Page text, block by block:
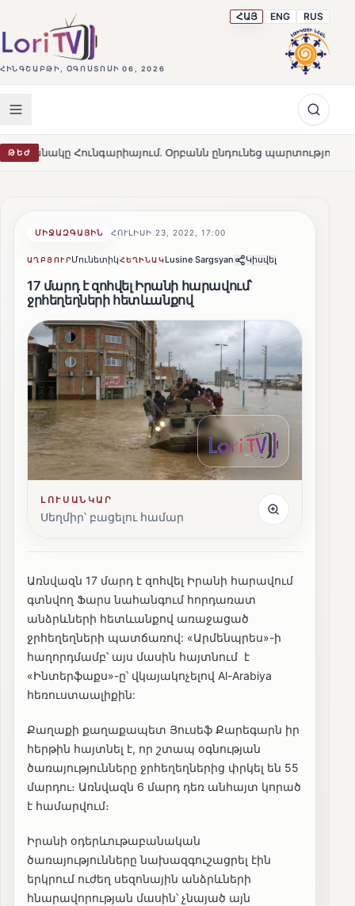
ՀԻՆԳՇԱԲԹԻ, ՕԳՈՍՏՈՍԻ 06, 2026
ՀԱՅ ENG RUS
ԹԵԺ
Հունգարիայում․ Օրբանն ընդունեց պարտությունը HOT
ՄԻՋԱԶԳԱՅԻՆ ՀՈՒԼԻՍԻ 23, 2022, 17:00
ԱՂԲՅՈՒՐՄունետիկՀԵՂԻՆԱԿLusine Sargsyan Կիսվել
17 մարդ է զոհվել Իրանի հարավում՝
ջրհեղեղների հետևանքով
ԼՈՒՍԱՆԿԱՐ
Սեղմիր՝ բացելու համար
Առնվազն 17 մարդ է զոհվել Իրանի հարավում
գտնվող Ֆարս նահանգում հորդառատ
անձրևների հետևանքով առաջացած
ջրհեղեղների պատճառով: «Արմենպրես»-ի
հաղորդմամբ՝ այս մասին հայտնում է
«Ինտերֆաքս»-ը՝ վկայակոչելով Al-Arabiya
հեռուստաալիքին:
Քաղաքի քաղաքապետ Յուսեֆ Քարեգարն իր
հերթին հայտնել է, որ շտապ օգնության
ծառայությունները ջրհեղեղներից փրկել են 55
մարդու։ Առնվազն 6 մարդ դեռ անհայտ կորած
է համարվում։
Իրանի օդերևութաբանական
ծառայությունները նախազգուշացրել էին
երկրում ուժեղ սեզոնային անձրևների
հնարավորության մասին՝ չնայած այն